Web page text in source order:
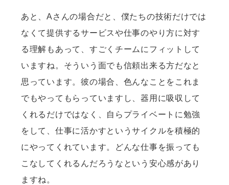
あと、Aさんの場合だと、僕たちの技術だけでは
なくて提供するサービスや仕事のやり方に対す
る理解もあって、すごくチームにフィットして
いますね。そういう面でも信頼出来る方だなと
思っています。彼の場合、色んなことをこれま
でもやってもらっていますし、器用に吸収して
くれるだけではなく、自らプライベートに勉強
をして、仕事に活かすというサイクルを積極的
にやってくれています。どんな仕事を振っても
こなしてくれるんだろうなという安心感があり
ますね。